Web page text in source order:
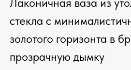
стекла с
золотого горизонта в
прозрачную дымку